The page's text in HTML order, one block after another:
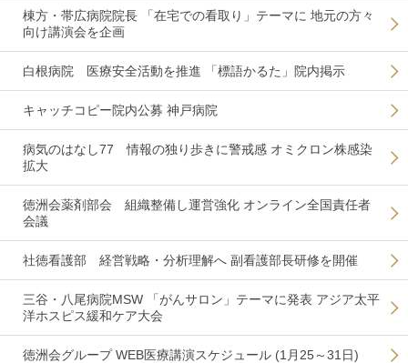
棟方・帯広病院院長 「在宅での看取り」テーマに 地元の方々
向け講演会を企画
白根病院 医療安全活動を推進 「標語かるた」院内掲示
キャッチコピー院内公募 神戸病院
病気のはなし77 情報の独り歩きに警戒感 オミクロン株感染
拡大
徳洲会薬剤部会 組織整備し運営強化 オンライン全国責任者
会議
社徳看護部 経営戦略・分析理解へ 副看護部長研修を開催
三谷・八尾病院MSW 「がんサロン」テーマに発表 アジア太平
洋ホスピス緩和ケア大会
徳洲会グループ WEB医療講演スケジュール (1月25～31日)